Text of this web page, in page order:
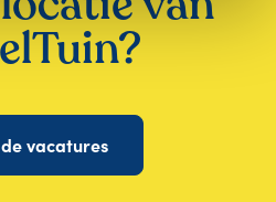
vacatures